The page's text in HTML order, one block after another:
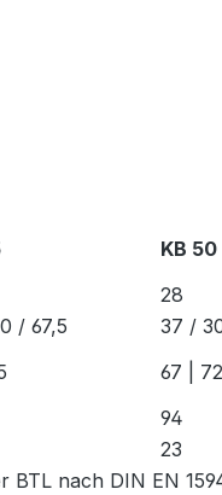
KB 50
28
/ 67,5 37 /
67 | 72
94
23
nach DIN EN